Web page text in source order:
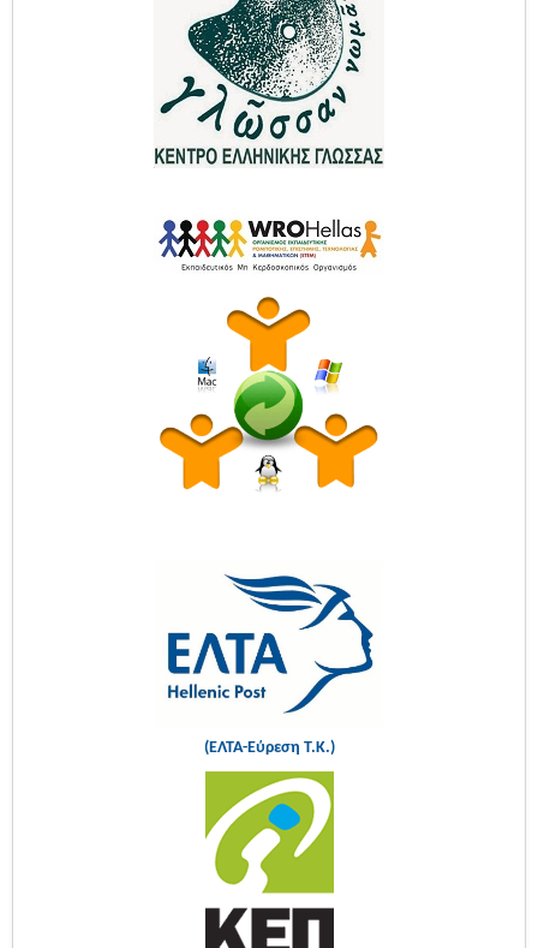
(ΕΛΤΑ-Εύρεση Τ.Κ.)